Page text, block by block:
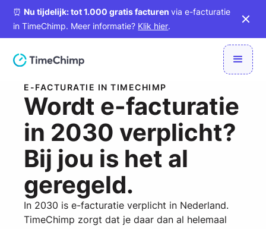
⏰ Nu tijdelijk: tot 1.000 gratis facturenvia e-facturatie
in TimeChimp. Meer informatie? Klik hier.
E-FACTURATIE IN TIMECHIMP
Wordt e-facturatie
in 2030 verplicht?
Bij jou is het al
geregeld.
In 2030 is e-facturatie verplicht in Nederland.
TimeChimp zorgt dat je daar dan al helemaal